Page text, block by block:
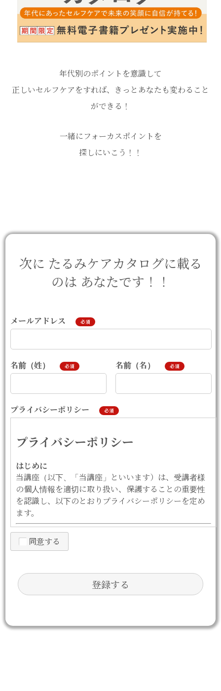
年代別のポイントを意識して
正しいセルフケアをすれば、きっとあなたも変わること
ができる！
一緒にフォーカスポイントを
探しにいこう！！
次に たるみケアカタログに載る
のは あなたです！！
メールアドレス 必須
名前（姓） 必須 名前（名） 必須
プライバシーポリシー 必須
プライバシーポリシー
はじめに
当講座（以下、「当講座」といいます）は、受講者様
の個人情報を適切に取り扱い、保護することの重要性
を認識し、以下のとおりプライバシーポリシーを定め
ます。
1. 法令等の遵守
当講座は、個人情報保護法その他関連する法令・ガイ
2. 個人情報の取得と利用目的
当講座では、以下の目的でお客様の個人情報を取得・
め
同意する